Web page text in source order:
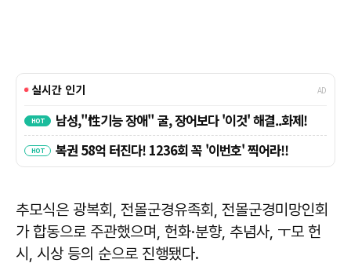
추모식은 광복회, 전몰군경유족회, 전몰군경미망인회
가 합동으로 주관했으며, 헌화·분향, 추념사, ㅜ모 헌
시, 시상 등의 순으로 진행됐다.